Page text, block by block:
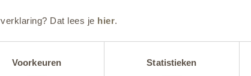
Dat lees je hier.
Voorkeuren Statistieken